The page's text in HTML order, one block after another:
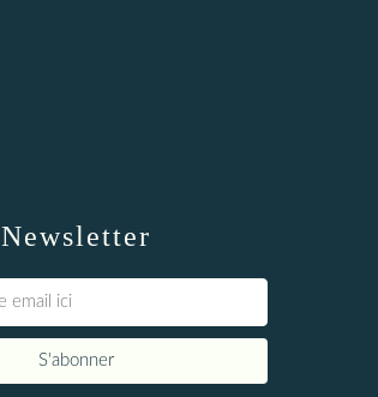
Newsletter